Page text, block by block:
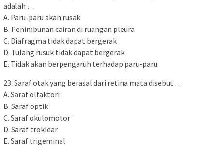
adalah …
A. Paru-paru akan rusak
B. Penimbunan cairan di ruangan pleura
C. Diafragma tidak dapat bergerak
D. Tulang rusuk tidak dapat bergerak
E. Tidak akan berpengaruh terhadap paru-paru.
23. Saraf otak yang berasal dari retina mata disebut …
A. Saraf olfaktori
B. Saraf optik
C. Saraf okulomotor
D. Saraf troklear
E. Saraf trigeminal